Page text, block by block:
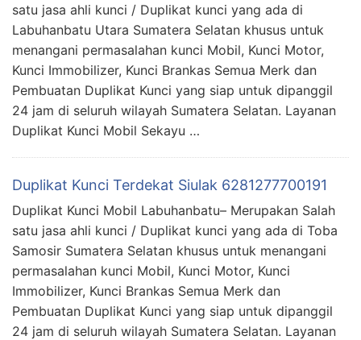
satu jasa ahli kunci / Duplikat kunci yang ada di
Labuhanbatu Utara Sumatera Selatan khusus untuk
menangani permasalahan kunci Mobil, Kunci Motor,
Kunci Immobilizer, Kunci Brankas Semua Merk dan
Pembuatan Duplikat Kunci yang siap untuk dipanggil
24 jam di seluruh wilayah Sumatera Selatan. Layanan
Duplikat Kunci Mobil Sekayu …
Duplikat Kunci Terdekat Siulak 6281277700191
Duplikat Kunci Mobil Labuhanbatu– Merupakan Salah
satu jasa ahli kunci / Duplikat kunci yang ada di Toba
Samosir Sumatera Selatan khusus untuk menangani
permasalahan kunci Mobil, Kunci Motor, Kunci
Immobilizer, Kunci Brankas Semua Merk dan
Pembuatan Duplikat Kunci yang siap untuk dipanggil
24 jam di seluruh wilayah Sumatera Selatan. Layanan